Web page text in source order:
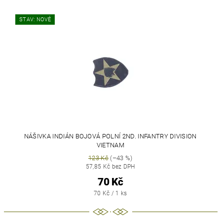
STAV: NOVÉ
NÁŠIVKA INDIÁN BOJOVÁ POLNÍ 2ND. INFANTRY DIVISION
VIETNAM
123 Kč(–43 %)
57,85 Kč bez DPH
70 Kč
70 Kč / 1 ks